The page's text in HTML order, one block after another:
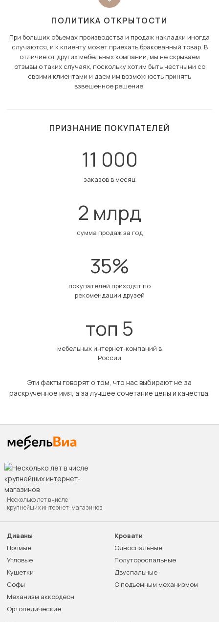
ПОЛИТИКА ОТКРЫТОСТИ
При больших объемах производства и продаж накладки иногда
случаются, и к клиенту может приехать бракованный товар. В
отличие от других мебельных компаний, мы не скрываем
отзывы о таких случаях, поскольку хотим быть честными со
своими клиентами и даем им возможность принять
взвешенное решение.
ПРИЗНАНИЕ ПОКУПАТЕЛЕЙ
11 000
заказов в месяц
2 млрд
сумма продаж за год
35%
покупателей приходят по
рекомендации друзей
топ 5
мебельных интернет-компаний в
России
Эти факты говорят о том, что нас выбирают не за
раскрученное имя, а за лучшее сочетание цены и качества.
Несколько лет в числе
крупнейших интернет-магазинов
Диваны
Прямые
Угловые
Кушетки
Софы
Механизм аккордеон
Ортопедические
Кровати
Односпальные
Полутороспальные
Двуспальные
С подъемным механизмом